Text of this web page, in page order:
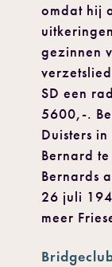
omdat hij
gezinnen
SD een
5600,-.
Duisters
Bernard
Bernards
26 juli
meer